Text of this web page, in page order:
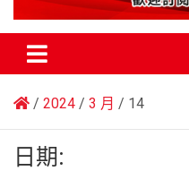
2024 3 月 14
日期: